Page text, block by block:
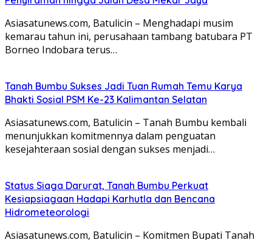
Asiasatunews.com, Batulicin – Menghadapi musim
kemarau tahun ini, perusahaan tambang batubara PT
Borneo Indobara terus…
Tanah Bumbu Sukses Jadi Tuan Rumah Temu Karya
Bhakti Sosial PSM Ke-23 Kalimantan Selatan
Asiasatunews.com, Batulicin – Tanah Bumbu kembali
menunjukkan komitmennya dalam penguatan
kesejahteraan sosial dengan sukses menjadi…
Status Siaga Darurat, Tanah Bumbu Perkuat
Kesiapsiagaan Hadapi Karhutla dan Bencana
Hidrometeorologi
Asiasatunews.com, Batulicin – Komitmen Bupati Tanah